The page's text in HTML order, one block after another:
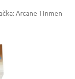
Arcane Tinmen